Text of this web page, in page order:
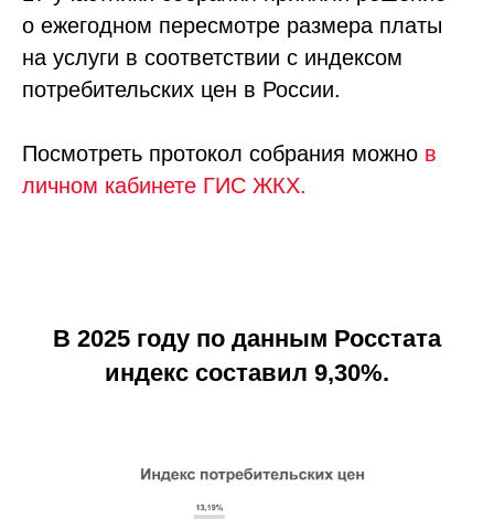
о ежегодном пересмотре размера платы
на услуги в соответствии с индексом
потребительских цен в России.
Посмотреть протокол собрания можно в
личном кабинете ГИС ЖКХ.
В 2025 году по данным Росстата
индекс составил 9,30%.